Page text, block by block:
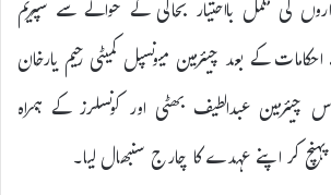
کی مکمل بااختیار بحالی کے حوالے سے سپریم
کے بعد چیئرمین میونسپل کمیٹی رحیم یارخان
چیئرمین عبدالطیف بھٹی اور کونسلرز کے ہمراہ
کر اپنے عہدے کا چارج سنبھال لیا۔